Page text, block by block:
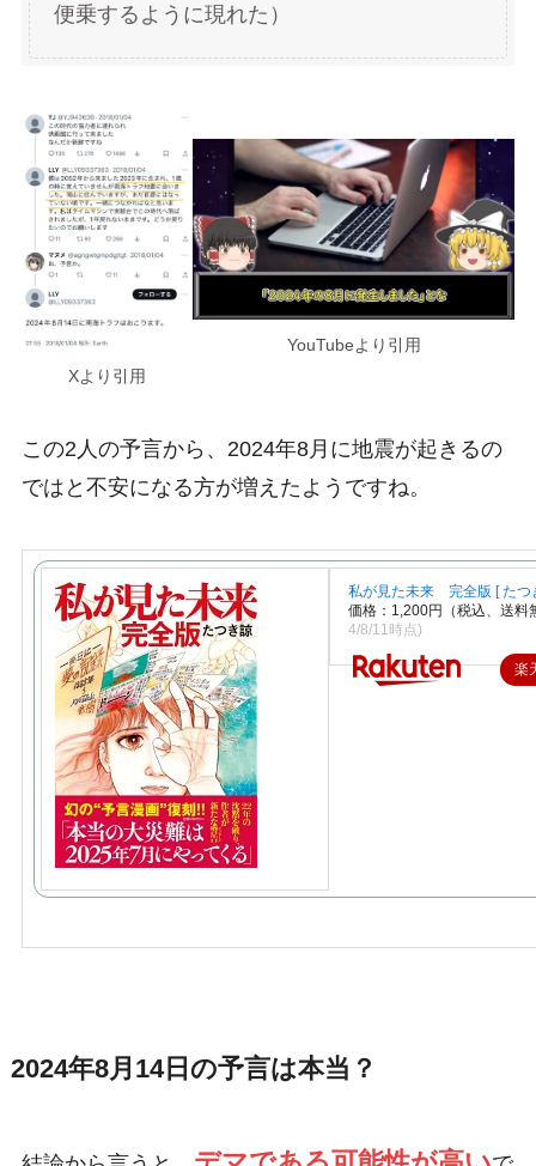
便乗するように現れた）
Xより引用
YouTubeより引用
この2人の予言から、2024年8月に地震が起きるの
ではと不安になる方が増えたようですね。
私が見た未来 完全版 [ たつ
価格：1,200円（税込、送料
4/8/11時点)
楽
2024年8月14日の予言は本当？